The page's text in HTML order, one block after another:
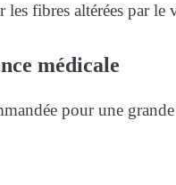
les fibres altérées par
médicale
pour une